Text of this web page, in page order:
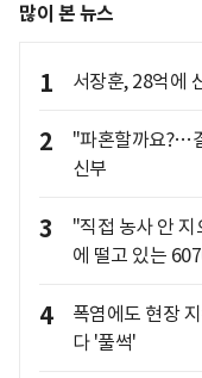
많이 본 뉴스
1 서장훈, 28억에
2
"파혼할까요?…
신부
3
"직접 농사 안
에 떨고 있는
4
폭염에도 현장
다 '풀썩'